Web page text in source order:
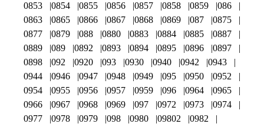
0853
0854 0855 0856 0857 0858 0859
086
0863
0865 0866 0867 0868 0869 087
0875
0877
0879 088 0880 0883 0884 0885
0887
0889
089 0892 0893 0894 0895 0896
0897
0898
092 0920 093 0930 0940 0942
0943
0944
0946 0947 0948 0949 095 0950
0952
0954
0955 0956 0957 0959 096 0964
0965
0966
0967 0968 0969 097 0972 0973
0974
0977
0978 0979 098 0980 09802
0982